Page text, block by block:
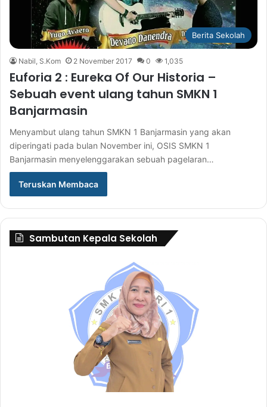
Berita Sekolah
Nabil, S.Kom 2 November 2017 0 1,035
Euforia 2 : Eureka Of Our Historia –
Sebuah event ulang tahun SMKN 1
Banjarmasin
Menyambut ulang tahun SMKN 1 Banjarmasin yang akan
diperingati pada bulan November ini, OSIS SMKN 1
Banjarmasin menyelenggarakan sebuah pagelaran…
Teruskan Membaca
Sambutan Kepala Sekolah